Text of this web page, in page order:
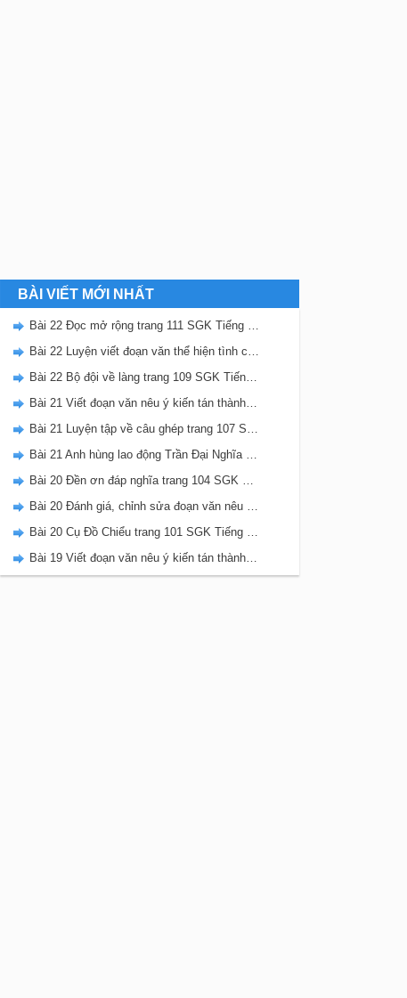
BÀI VIẾT MỚI NHẤT
Bài 22 Đọc mở rộng trang 111 SGK Tiếng Việt 5 Kết nối tri thức tập 2
Bài 22 Luyện viết đoạn văn thể hiện tình cảm, cảm xúc về một sự việc trang 111 SGK Tiếng Việt 5 Kết nối tri thức tập 2
Bài 22 Bộ đội về làng trang 109 SGK Tiếng Việt 5 Kết nối tri thức tập 2
Bài 21 Viết đoạn văn nêu ý kiến tán thành một sự việc, hiện tượng (Bài viết số 2) trang 108 SGK Tiếng Việt 5 Kết nối tri thức tập 2
Bài 21 Luyện tập về câu ghép trang 107 SGK Tiếng Việt 5 Kết nối tri thức tập 2
Bài 21 Anh hùng lao động Trần Đại Nghĩa trang 106 SGK Tiếng Việt 5 Kết nối tri thức tập 2
Bài 20 Đền ơn đáp nghĩa trang 104 SGK Tiếng Việt 5 Kết nối tri thức tập 2
Bài 20 Đánh giá, chỉnh sửa đoạn văn nêu ý kiến tán thành một sự vật, hiện tượng trang 103 SGK Tiếng Việt 5 Kết nối tri thức tập 2
Bài 20 Cụ Đồ Chiểu trang 101 SGK Tiếng Việt 5 Kết nối tri thức tập 2
Bài 19 Viết đoạn văn nêu ý kiến tán thành một sự việc, hiện tượng (Bài viết số 1) trang 100 SGK Tiếng Việt 5 Kết nối tri thức tập 2